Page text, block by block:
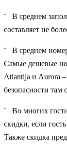
¨ В среднем
составляет не
¨ В среднем
Самые дешевые
Atlantija и Aurora –
безопасности там
¨ Во многих
скидки, если
Также скидка